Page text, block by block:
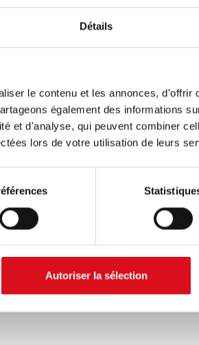
Détails
le contenu et les annonces, d'offrir
également des informations
et d'analyse, qui peuvent combiner
lors de votre utilisation de leurs
Autoriser la sélection